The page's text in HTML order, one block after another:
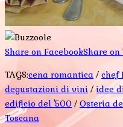
Share on FacebookShare
TAGS:cena romantica / chef
degustazioni di vini / idee
edificio del '500 / Osteria
Toscana